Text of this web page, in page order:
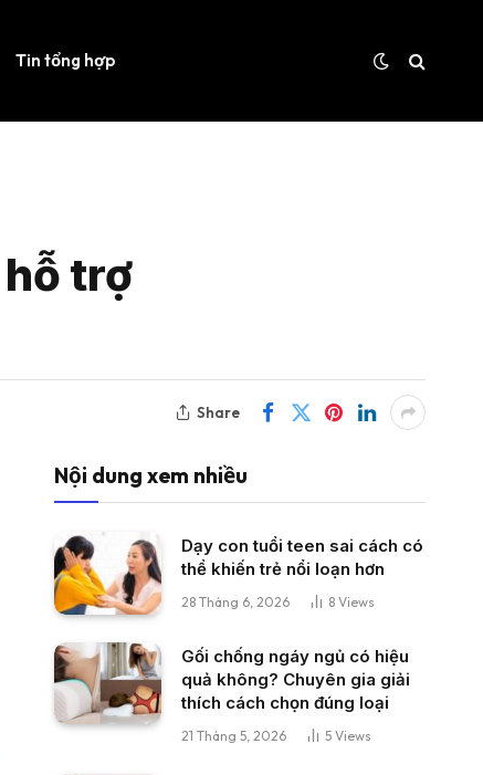
Tin tổng hợp
hỗ trợ
Share
Nội dung xem nhiều
Dạy con tuổi teen sai cách có
thể khiến trẻ nổi loạn hơn
28 Tháng 6, 2026 8 Views
Gối chống ngáy ngủ có hiệu
quả không? Chuyên gia giải
thích cách chọn đúng loại
21 Tháng 5, 2026 5 Views